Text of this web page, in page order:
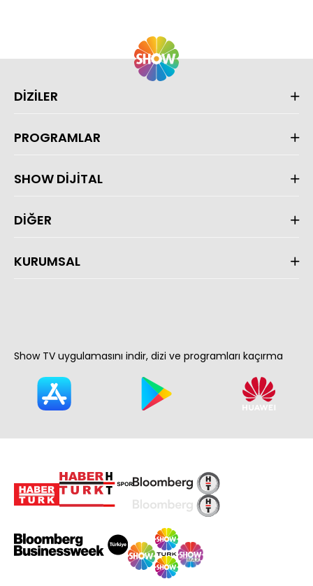
DİZİLER
PROGRAMLAR
SHOW DİJİTAL
DİĞER
KURUMSAL
Show TV uygulamasını indir, dizi ve programları kaçırma